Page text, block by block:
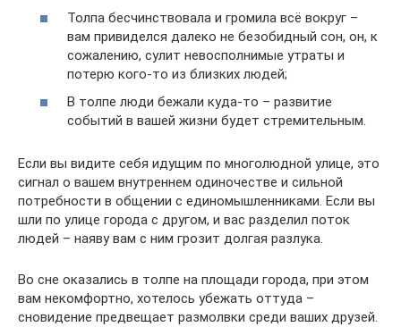
Толпа бесчинствовала и громила всё вокруг –
вам привиделся далеко не безобидный сон, он, к
сожалению, сулит невосполнимые утраты и
потерю кого-то из близких людей;
В толпе люди бежали куда-то – развитие
событий в вашей жизни будет стремительным.
Если вы видите себя идущим по многолюдной улице, это
сигнал о вашем внутреннем одиночестве и сильной
потребности в общении с единомышленниками. Если вы
шли по улице города с другом, и вас разделил поток
людей – наяву вам с ним грозит долгая разлука.
Во сне оказались в толпе на площади города, при этом
вам некомфортно, хотелось убежать оттуда –
сновидение предвещает размолвки среди ваших друзей.